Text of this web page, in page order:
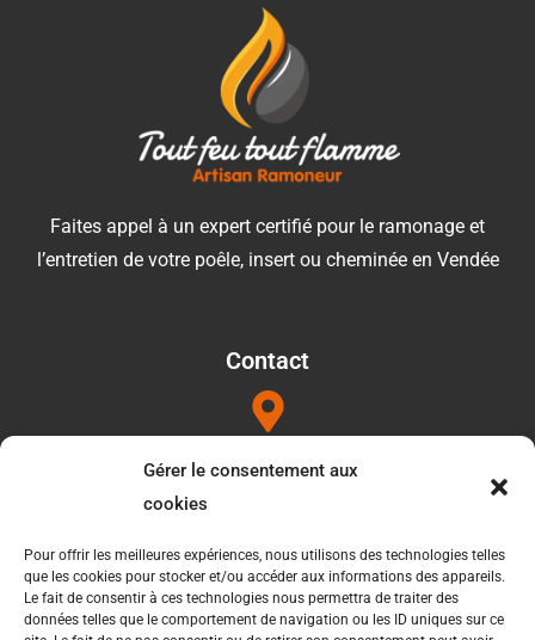
Gérer le consentement aux
cookies
Pour offrir les meilleures expériences, nous utilisons des technologies telles
que les cookies pour stocker et/ou accéder aux informations des appareils.
Le fait de consentir à ces technologies nous permettra de traiter des
données telles que le comportement de navigation ou les ID uniques sur ce
Faites appel à un expert certifié pour le ramonage et
l’entretien de votre poêle, insert ou cheminée en Vendée
Contact
1052b les Touilleres 85440 Talmont saint hilaire
Téléphone